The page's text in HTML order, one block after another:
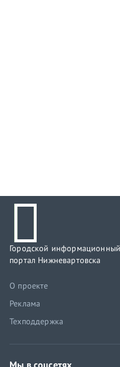
Городской информационный
портал Нижневартовска
О проекте
Реклама
Техподдержка
Мы в соцсетях